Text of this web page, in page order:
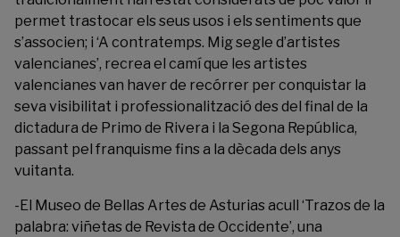
permet trastocar els seus usos i els sentiments que
s’associen; i ‘A contratemps. Mig segle d’artistes
valencianes’, recrea el camí que les artistes
valencianes van haver de recórrer per conquistar la
seva visibilitat i professionalització des del final de la
dictadura de Primo de Rivera i la Segona República,
passant pel franquisme fins a la dècada dels anys
vuitanta.
-El Museo de Bellas Artes de Asturias acull ‘Trazos de la
palabra: viñetas de Revista de Occidente’, una